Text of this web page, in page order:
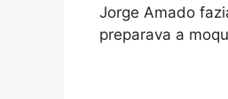
Jorge Amado
preparava a